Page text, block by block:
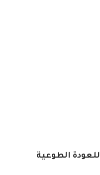
الطوعية